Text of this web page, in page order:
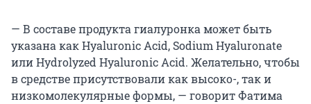
— В составе продукта гиалуронка может быть
указана как Hyaluronic Acid, Sodium Hyaluronate
или Hydrolyzed Hyaluronic Acid. Желательно, чтобы
в средстве присутствовали как высоко-, так и
низкомолекулярные формы, — говорит Фатима